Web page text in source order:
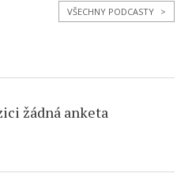
VŠECHNY PODCASTY >
žádná anketa